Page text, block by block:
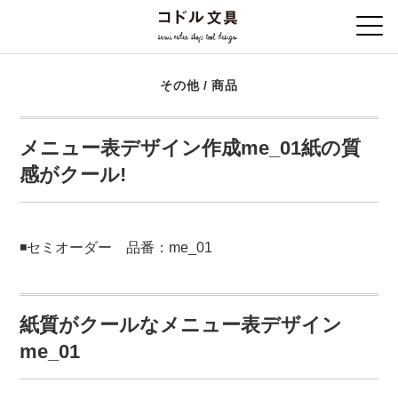
その他/商品
メニュー表デザイン作成me_01紙の質
感がクール!
◾️セミオーダー 品番：me_01
紙質がクールなメニュー表デザイン
me_01